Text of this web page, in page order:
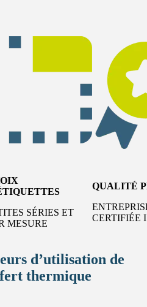
SÉRIES ET
MESURE
QUALITÉ
CERTIFIÉE
d’utilisation de
thermique